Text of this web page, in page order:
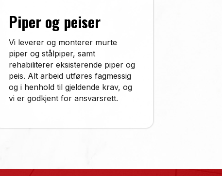
Piper og peiser
Vi leverer og monterer murte
piper og stålpiper, samt
rehabiliterer eksisterende piper og
peis. Alt arbeid utføres fagmessig
og i henhold til gjeldende krav, og
vi er godkjent for ansvarsrett.